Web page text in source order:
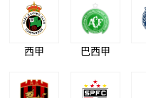
西甲 巴西甲